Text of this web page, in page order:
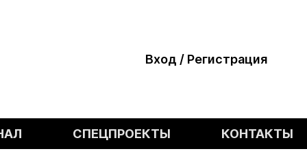
Вход / Регистрация
СПЕЦПРОЕКТЫ КОНТАКТЫ